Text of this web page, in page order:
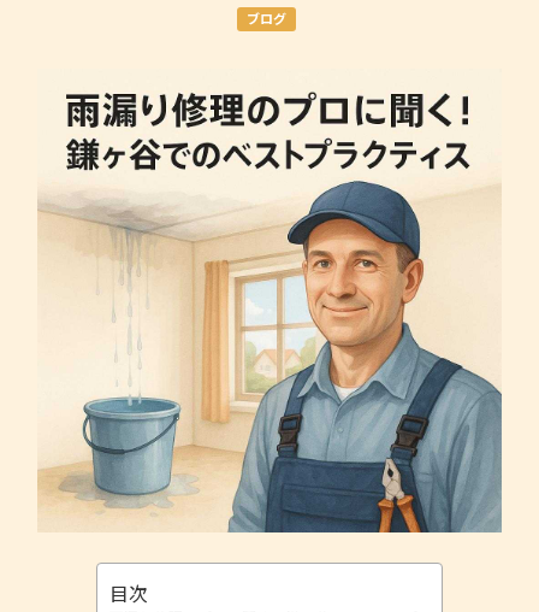
ブログ
目次